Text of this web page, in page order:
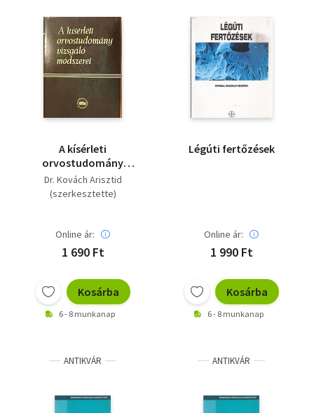
Minikönyv
Művészet
Tankönyv, segédkönyv
Társadalomtudomány
Történelem
Egyéb
A kísérleti
orvostudomány
vizsgáló módszerei IV.
Dr. Kovách Arisztid
(szerkesztette)
Online ár:
1 690 Ft
Kosárba
6 - 8 munkanap
Légúti fertőzések
Online ár:
1 990 Ft
Kosárba
6 - 8 munkanap
ANTIKVÁR ANTIKVÁR